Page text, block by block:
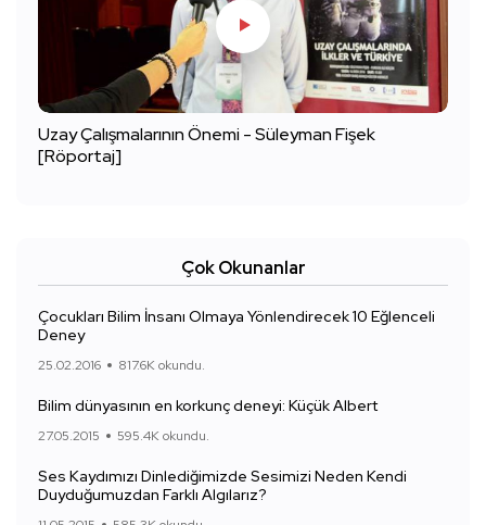
Uzay Çalışmalarının Önemi - Süleyman Fişek
[Röportaj]
Çok Okunanlar
Çocukları Bilim İnsanı Olmaya Yönlendirecek 10 Eğlenceli
Deney
25.02.2016 817.6K okundu.
Bilim dünyasının en korkunç deneyi: Küçük Albert
27.05.2015 595.4K okundu.
Ses Kaydımızı Dinlediğimizde Sesimizi Neden Kendi
Duyduğumuzdan Farklı Algılarız?